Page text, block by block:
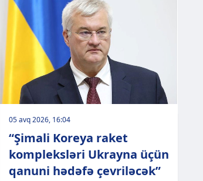
05 avq 2026, 16:04
“Şimali Koreya raket
kompleksləri Ukrayna üçün
qanuni hədəfə çevriləcək”